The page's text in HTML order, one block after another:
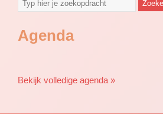
Agenda
Bekijk volledige agenda »